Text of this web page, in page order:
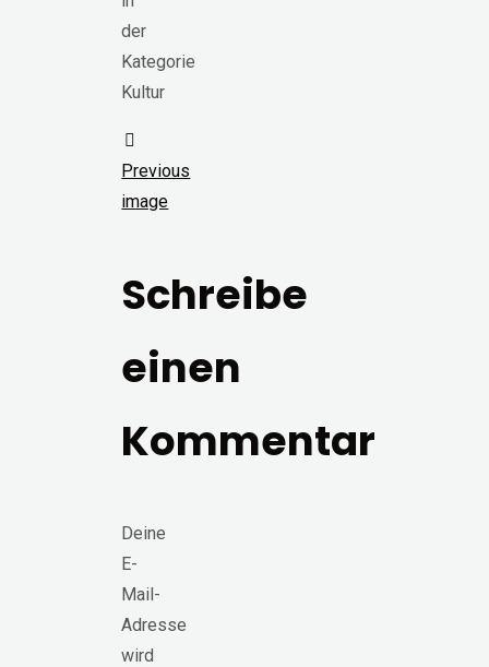
der
Kategorie
Kultur
Previous
image
Schreibe
einen
Kommentar
Deine
E-
Mail-
Adresse
wird